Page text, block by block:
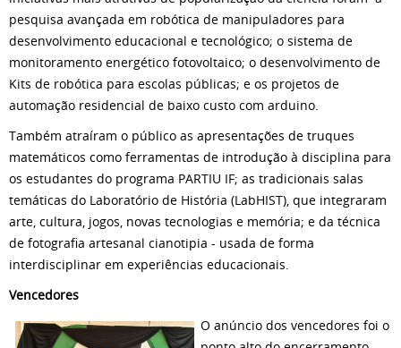
pesquisa avançada em robótica de manipuladores para
desenvolvimento educacional e tecnológico; o sistema de
monitoramento energético fotovoltaico; o desenvolvimento de
Kits de robótica para escolas públicas; e os projetos de
automação residencial de baixo custo com arduino.
Também atraíram o público as apresentações de truques
matemáticos como ferramentas de introdução à disciplina para
os estudantes do programa PARTIU IF; as tradicionais salas
temáticas do Laboratório de História (LabHIST), que integraram
arte, cultura, jogos, novas tecnologias e memória; e da técnica
de fotografia artesanal cianotipia - usada de forma
interdisciplinar em experiências educacionais.
Vencedores
O anúncio dos vencedores foi o